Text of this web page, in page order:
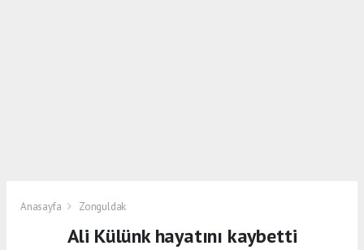
Anasayfa Zonguldak
Ali Külünk hayatını kaybetti